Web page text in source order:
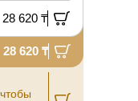
28 620 ₸
28 620 ₸